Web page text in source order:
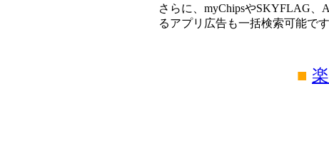
さらに、myChipsやSKYFLAG、
るアプリ広告も一括検索可能です
■